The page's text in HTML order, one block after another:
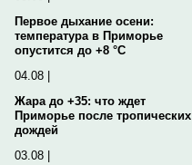
Первое дыхание осени:
температура в Приморье
опустится до +8 °C
04.08 |
Жара до +35: что ждет
Приморье после тропических
дождей
03.08 |